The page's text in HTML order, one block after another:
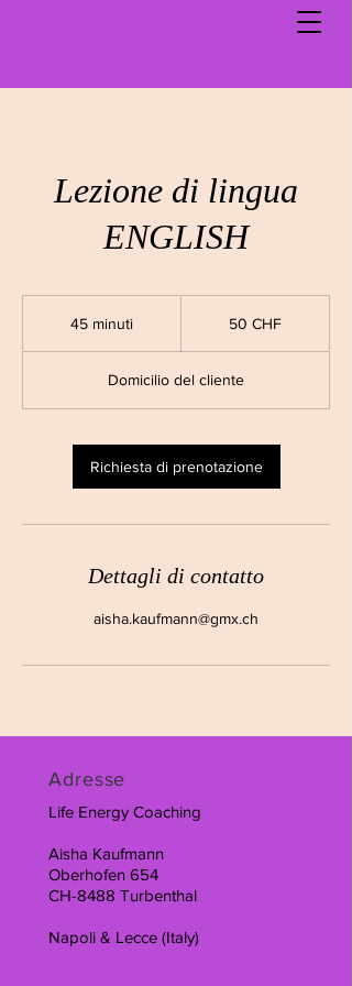
Lezione di lingua
ENGLISH
45 minuti
i
n
t
i
50 CHF
Domicilio del cliente
Richiesta di prenotazione
Dettagli di contatto
aisha.kaufmann@gmx.ch
Adresse
Life Energy Coaching
Aisha Kaufmann
Oberhofen 654
CH-8488 Turbenthal
Napoli & Lecce (Italy)